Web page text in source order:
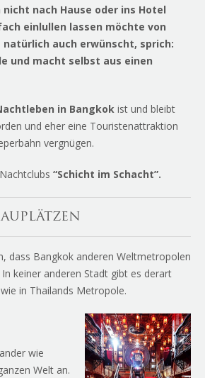
nach Hause oder ins Hotel
einlullen lassen möchte von
natürlich auch erwünscht, sprich:
und macht selbst aus einen
in Bangkok ist und bleibt
und eher eine Touristenattraktion
vergnügen.
“Schicht im Schacht”.
dass Bangkok anderen Weltmetropolen
keiner anderen Stadt gibt es derart
wie in Thailands Metropole.
wie
Welt an.